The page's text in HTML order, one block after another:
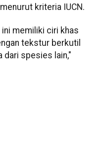
kriteria IUCN.
memiliki ciri khas
tekstur berkutil
dari spesies lain,"